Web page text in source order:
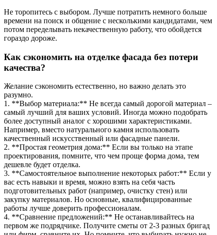
Не торопитесь с выбором. Лучше потратить немного больше
времени на поиск и общение с несколькими кандидатами, чем
потом переделывать некачественную работу, что обойдется
гораздо дороже.
Как сэкономить на отделке фасада без потери
качества?
Желание сэкономить естественно, но важно делать это
разумно.
1. **Выбор материала:** Не всегда самый дорогой материал –
самый лучший для ваших условий. Иногда можно подобрать
более доступный аналог с хорошими характеристиками.
Например, вместо натурального камня использовать
качественный искусственный или фасадные панели.
2. **Простая геометрия дома:** Если вы только на этапе
проектирования, помните, что чем проще форма дома, тем
дешевле будет отделка.
3. **Самостоятельное выполнение некоторых работ:** Если у
вас есть навыки и время, можно взять на себя часть
подготовительных работ (например, очистку стен) или
закупку материалов. Но основные, квалифицированные
работы лучше доверить профессионалам.
4. **Сравнение предложений:** Не останавливайтесь на
первом же подрядчике. Получите сметы от 2-3 разных бригад